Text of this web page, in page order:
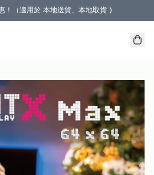
！（適用於 本地送貨、本地取貨 )